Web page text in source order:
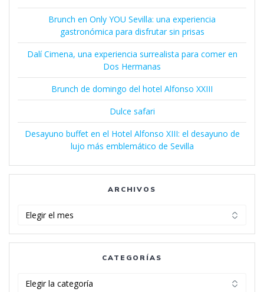
Brunch en Only YOU Sevilla: una experiencia
gastronómica para disfrutar sin prisas
Dalí Cimena, una experiencia surrealista para comer en
Dos Hermanas
Brunch de domingo del hotel Alfonso XXIII
Dulce safari
Desayuno buffet en el Hotel Alfonso XIII: el desayuno de
lujo más emblemático de Sevilla
ARCHIVOS
CATEGORÍAS